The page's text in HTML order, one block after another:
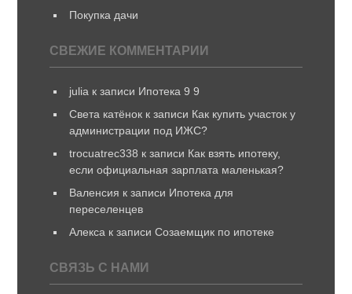
Покупка дачи
СВЕЖИЕ КОММЕНТАРИИ
julia к записи Ипотека 9 9
Света катёнокк записи Как купить участок у
администрации под ИЖС?
trocuatrec338 к записи Как взять ипотеку,
если официальная зарплата маленькая?
Валенсия к записи Ипотека для
переселенцев
Алекса к записи Созаемщик по ипотеке
СВЯЗЬ С НАМИ